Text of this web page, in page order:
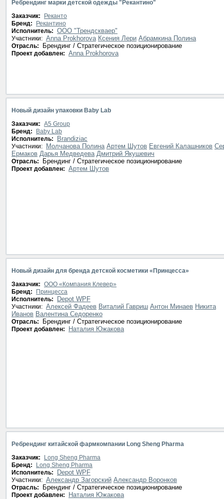
Ребрендинг марки детской одежды "Рекантино"
Заказчик:
Реканто
Бренд:
Рекантино
Исполнитель: ООО "Трендскваер"
Участники: Anna Prokhorova Ксения Лери Абрамкина Полина
Отрасль: Брендинг / Стратегическое позиционирование
Проект добавлен: Anna Prokhorova
Новый дизайн упаковки Baby Lab
Заказчик: A5 Group
Бренд:
Baby Lab
Исполнитель:
Brandiziac
Участники: Молчанова Полина Артем Шутов Евгений Калашников
Ермаков Дарья Медведева Дмитрий Якушевич
Отрасль: Брендинг / Стратегическое позиционирование
Проект добавлен: Артем Шутов
Новый дизайн для бренда детской косметики «Принцесса»
Заказчик: ООО «Компания Клевер»
Бренд:
Принцесса
Исполнитель:
Depot WPF
Участники: Алексей Фадеев Виталий Гавриш Антон Минаев Никита
Иванов Валентина Седоренко
Отрасль: Брендинг / Стратегическое позиционирование
Проект добавлен: Наталия Южакова
Ребрендинг китайской фармкомпании Long Sheng Pharma
Заказчик:
Long Sheng Pharma
Бренд:
Long Sheng Pharma
Исполнитель:
Depot WPF
Участники: Александр Загорский Александр Воронков
Отрасль: Брендинг / Стратегическое позиционирование
Проект добавлен: Наталия Южакова